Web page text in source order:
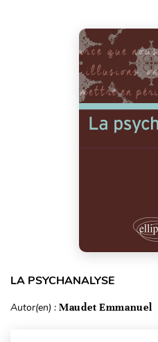
LA PSYCHANALYSE
Autor(en) : Maudet Emmanuel